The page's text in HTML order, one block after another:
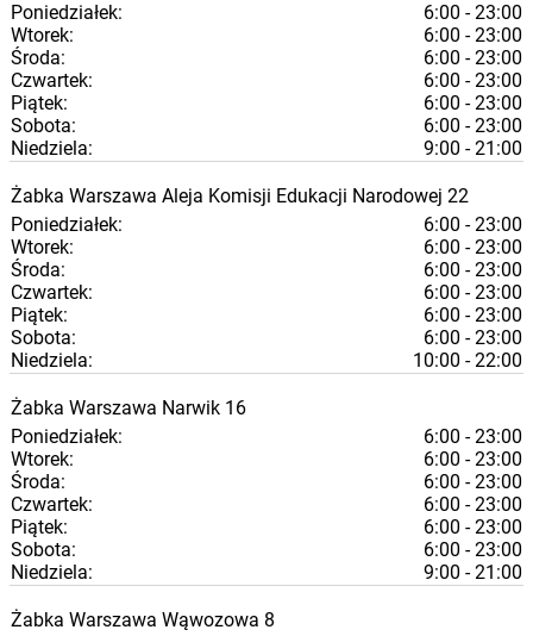
Poniedziałek:
6:00 - 23:00
Wtorek:
6:00 - 23:00
Środa:
6:00 - 23:00
Czwartek:
6:00 - 23:00
Piątek:
6:00 - 23:00
Sobota:
6:00 - 23:00
Niedziela:
9:00 - 21:00
Żabka Warszawa Aleja Komisji Edukacji Narodowej 22
Poniedziałek:
6:00 - 23:00
Wtorek:
6:00 - 23:00
Środa:
6:00 - 23:00
Czwartek:
6:00 - 23:00
Piątek:
6:00 - 23:00
Sobota:
6:00 - 23:00
Niedziela:
10:00 - 22:00
Żabka Warszawa Narwik 16
Poniedziałek:
6:00 - 23:00
Wtorek:
6:00 - 23:00
Środa:
6:00 - 23:00
Czwartek:
6:00 - 23:00
Piątek:
6:00 - 23:00
Sobota:
6:00 - 23:00
Niedziela:
9:00 - 21:00
Żabka Warszawa Wąwozowa 8